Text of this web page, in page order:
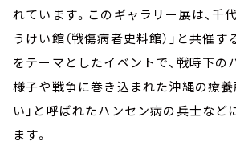
れています。このギャラリー展は、千
うけい館（戦傷病者史料館）」と共催す
をテーマとしたイベントで、戦時下の
様子や戦争に巻き込まれた沖縄の療養
い」と呼ばれたハンセン病の兵士など
ます。